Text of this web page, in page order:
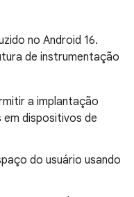
no Android 16.
de instrumentação
a implantação
dispositivos de
do usuário usando